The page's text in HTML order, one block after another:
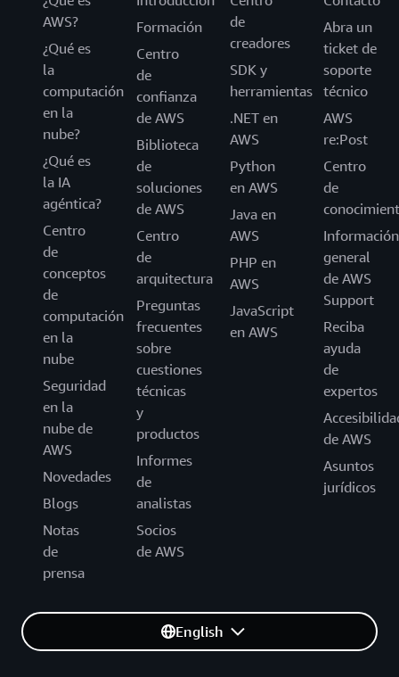
AWS?
¿Qué es
la
computación
en la
nube?
¿Qué es
la IA
agéntica?
Centro
de
conceptos
de
computación
en la
nube
Seguridad
en la
nube de
AWS
Novedades
Blogs
Notas
de
prensa
Formación
Centro
de
confianza
de AWS
Biblioteca
de
soluciones
de AWS
Centro
de
arquitectura
Preguntas
frecuentes
sobre
cuestiones
técnicas
y
productos
Informes
de
analistas
Socios
de AWS
de
creadores
SDK y
herramientas
.NET en
AWS
Python
en AWS
Java en
AWS
PHP en
AWS
JavaScript
en AWS
Abra un
ticket de
soporte
técnico
AWS
re:Post
Centro
de
Información
general
de AWS
Support
Reciba
ayuda
de
expertos
de AWS
Asuntos
jurídicos
English